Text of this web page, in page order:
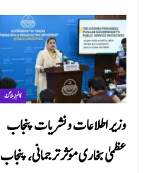
کالم/ بلاگ
وزیر اطلاعات و نشریات پنجاب
عظمیٰ بخاری مؤثر ترجمانی، پنجاب